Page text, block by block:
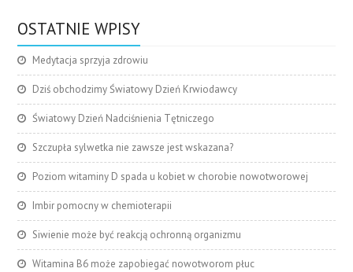
OSTATNIE WPISY
Medytacja sprzyja zdrowiu
Dziś obchodzimy Światowy Dzień Krwiodawcy
Światowy Dzień Nadciśnienia Tętniczego
Szczupła sylwetka nie zawsze jest wskazana?
Poziom witaminy D spada u kobiet w chorobie nowotworowej
Imbir pomocny w chemioterapii
Siwienie może być reakcją ochronną organizmu
Witamina B6 może zapobiegać nowotworom płuc